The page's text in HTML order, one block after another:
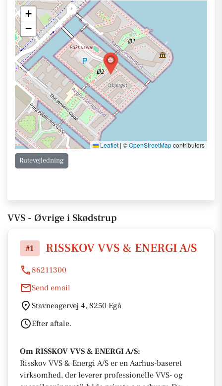
+
−
Leaflet | ©OpenStreetMapcontributors
Rutevejledning
VVS - Øvrige i Skødstrup
#1 RISSKOV VVS & ENERGI A/S
86211300
Send email
Stavneagervej 4, 8250 Egå
Efter aftale.
Om RISSKOV VVS & ENERGI A/S:
Risskov VVS & Energi A/S er en Aarhus-baseret
virksomhed, der leverer professionelle VVS- og